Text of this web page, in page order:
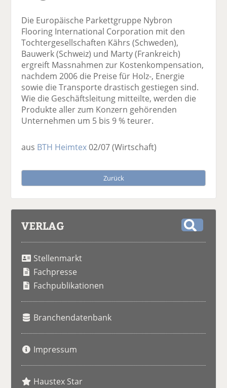
Die Europäische Parkettgruppe Nybron
Flooring International Corporation mit den
Tochtergesellschaften Kährs (Schweden),
Bauwerk (Schweiz) und Marty (Frankreich)
ergreift Massnahmen zur Kostenkompensation,
nachdem 2006 die Preise für Holz-, Energie
sowie die Transporte drastisch gestiegen sind.
Wie die Geschäftsleitung mitteilte, werden die
Produkte aller zum Konzern gehörenden
Unternehmen um 5 bis 9 % teurer.
aus BTH Heimtex02/07(Wirtschaft)
Zurück
VERLAG
Stellenmarkt
Fachpresse
Fachpublikationen
Branchendatenbank
Impressum
Haustex Star